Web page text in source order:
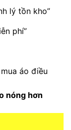
lý tồn kho”
phí”
áo điều
nóng hơn